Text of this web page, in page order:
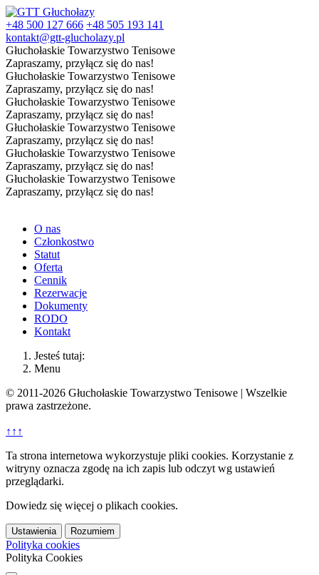
+48 500 127 666 +48 505 193 141
kontakt@gtt-glucholazy.pl
Głuchołaskie Towarzystwo Tenisowe
Zapraszamy, przyłącz się do nas!
Głuchołaskie Towarzystwo Tenisowe
Zapraszamy, przyłącz się do nas!
Głuchołaskie Towarzystwo Tenisowe
Zapraszamy, przyłącz się do nas!
Głuchołaskie Towarzystwo Tenisowe
Zapraszamy, przyłącz się do nas!
Głuchołaskie Towarzystwo Tenisowe
Zapraszamy, przyłącz się do nas!
Głuchołaskie Towarzystwo Tenisowe
Zapraszamy, przyłącz się do nas!
O nas
Członkostwo
Statut
Oferta
Cennik
Rezerwacje
Dokumenty
RODO
Kontakt
Jesteś tutaj:
Menu
© 2011-2026 Głuchołaskie Towarzystwo Tenisowe | Wszelkie
prawa zastrzeżone.
↑↑↑
Ta strona internetowa wykorzystuje pliki cookies. Korzystanie z
witryny oznacza zgodę na ich zapis lub odczyt wg ustawień
przeglądarki.
Dowiedz się więcej o plikach cookies.
Ustawienia Rozumiem
Polityka cookies
Polityka Cookies